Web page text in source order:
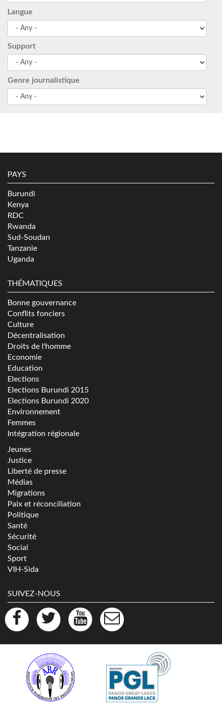
Langue
Support
Genre journalistique
PAYS
Burundi
Kenya
RDC
Rwanda
Sud-Soudan
Tanzanie
Uganda
THÉMATIQUES
Bonne gouvernance
Conflits fonciers
Culture
Décentralisation
Droits de l'homme
Economie
Education
Elections
Elections Burundi 2015
Elections Burundi 2020
Environnement
Femmes
Intégration régionale
Jeunes
Justice
Liberté de presse
Médias
Migrations
Paix et réconciliation
Politique
Santé
Sécurité
Social
Sport
VIH-Sida
SUIVEZ-NOUS